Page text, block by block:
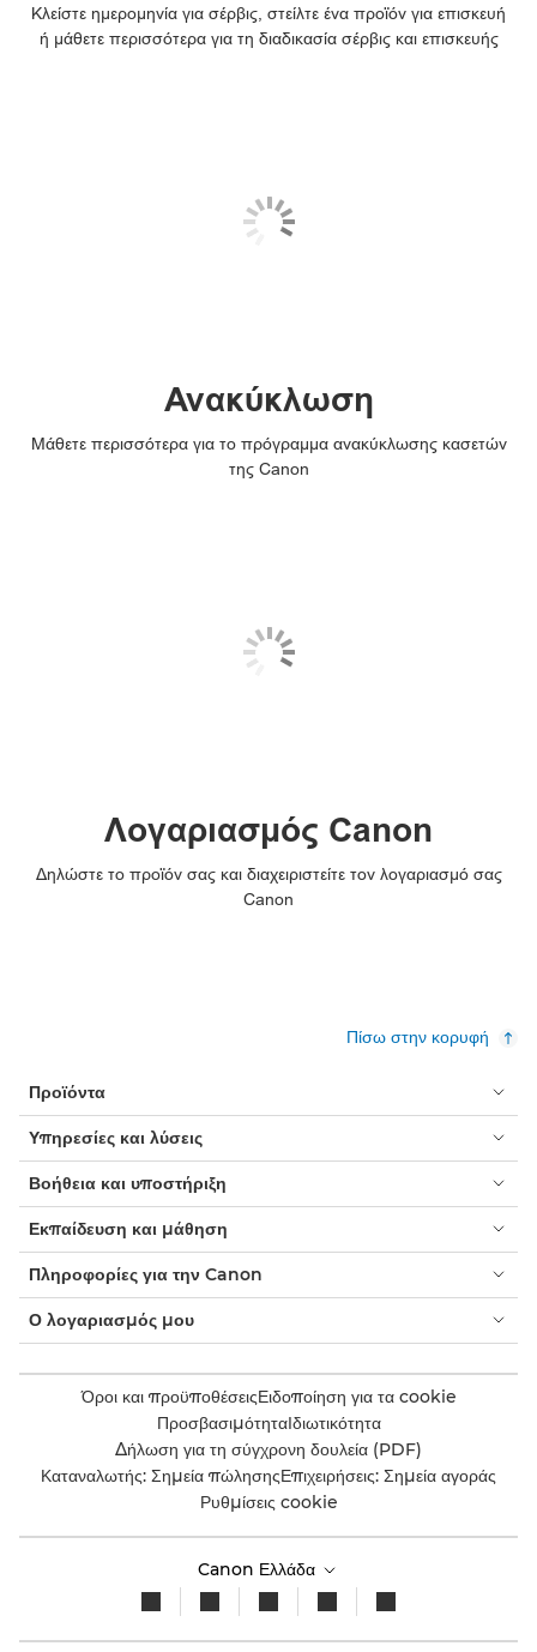
Κλείστε ημερομηνία για σέρβις, στείλτε ένα προϊόν για επισκευή
ή μάθετε περισσότερα για τη διαδικασία σέρβις και επισκευής
Ανακύκλωση
Μάθετε περισσότερα για το πρόγραμμα ανακύκλωσης κασετών
της Canon
Λογαριασμός Canon
Δηλώστε το προϊόν σας και διαχειριστείτε τον λογαριασμό σας
Canon
Πίσω στην κορυφή
Προϊόντα
Υπηρεσίες και λύσεις
Βοήθεια και υποστήριξη
Εκπαίδευση και μάθηση
Πληροφορίες για την Canon
Ο λογαριασμός μου
Όροι και προϋποθέσειςΕιδοποίηση για τα cookie
ΠροσβασιμότηταΙδιωτικότητα
Δήλωση για τη σύγχρονη δουλεία (PDF)
Καταναλωτής: Σημεία πώλησηςΕπιχειρήσεις: Σημεία αγοράς
Ρυθμίσεις cookie
Canon Ελλάδα